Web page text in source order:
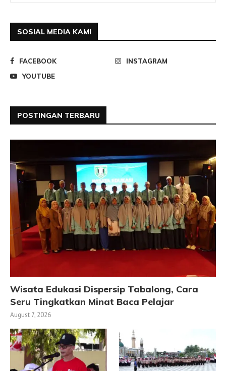
SOSIAL MEDIA KAMI
FACEBOOK
INSTAGRAM
YOUTUBE
POSTINGAN TERBARU
Wisata Edukasi Dispersip Tabalong, Cara
Seru Tingkatkan Minat Baca Pelajar
August 7, 2026